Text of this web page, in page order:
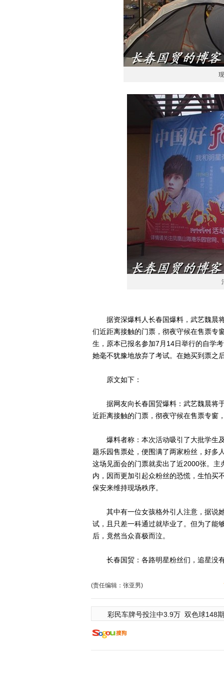
据资深爆料人长春国爆料，武艺魏晨将
们近距离接触的门票，彻夜守候在售票专
生，原本已报名参加7月14日举行的自学
她毫不犹豫地放弃了考试。在她买到票之
原文如下：
据网友向长春国贸爆料：武艺魏晨将于
近距离接触的门票，彻夜守候在售票专窗
爆料者称：本次活动吸引了大批学生及
题乐园售票处，便围满了两家粉丝，好多
这场见面会的门票就卖出了近2000张。
内，因而更加引起众粉丝的恐慌，生怕买
保安来维持现场秩序。
其中有一位女孩格外引人注意，据说她
试，且只差一科通过就毕业了。但为了能
后，竟然当众喜极而泣。
长春国贸：各路明星粉丝们，追星没
(责任编辑：张亚男)
彩民车牌号投注中3.9万 双色球148